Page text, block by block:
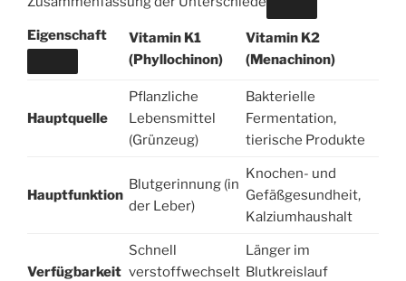
Eigenschaft
Vitamin K1
(Phyllochinon)
Vitamin K2
(Menachinon)
Hauptquelle
Pflanzliche
Lebensmittel
(Grünzeug)
Bakterielle
Fermentation,
tierische Produkte
Hauptfunktion
Blutgerinnung (in
der Leber)
Knochen- und
Gefäßgesundheit,
Kalziumhaushalt
Verfügbarkeit
Schnell
verstoffwechselt
Länger im
Blutkreislauf